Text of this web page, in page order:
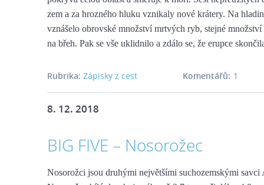
zem a za hrozného hluku vznikaly nové krátery. Na
vznášelo obrovské množství mrtvých ryb, stejné
na břeh. Pak se vše uklidnilo a zdálo se, že erupce
Rubrika: Zápisky z cest 1
Komentářů:
8. 12. 2018
BIG FIVE – Nosorožec
Nosorožci jsou druhými největšími suchozemskými